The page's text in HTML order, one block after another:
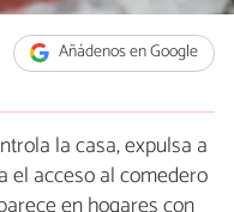
Añádenos en Google
la casa, expulsa a
el acceso al comedero